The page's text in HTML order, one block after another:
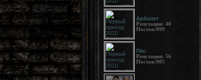
Арбалет
Репутация: 40
Постов:999
Пёс
Репутация: 56
Постов:905